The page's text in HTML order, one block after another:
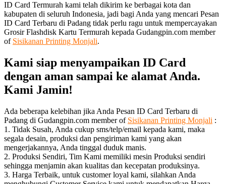
ID Card Termurah kami telah dikirim ke berbagai kota dan
kabupaten di seluruh Indonesia, jadi bagi Anda yang mencari Pesan
ID Card Terbaru di Padang tidak perlu ragu untuk mempercayakan
Grosir Flashdisk Kartu Termurah kepada Gudangpin.com member
of Sisikanan Printing Monjali.
Kami siap menyampaikan ID Card
dengan aman sampai ke alamat Anda.
Kami Jamin!
Ada beberapa kelebihan jika Anda Pesan ID Card Terbaru di
Padang di Gudangpin.com member of Sisikanan Printing Monjali :
1. Tidak Susah, Anda cukup sms/telp/email kepada kami, maka
segala desain, produksi dan pengiriman kami yang akan
mengerjakannya, Anda tinggal duduk manis.
2. Produksi Sendiri, Tim Kami memiliki mesin Produksi sendiri
sehingga menjamin akan kualitas dan kecepatan produksinya.
3. Harga Terbaik, untuk customer loyal kami, silahkan Anda